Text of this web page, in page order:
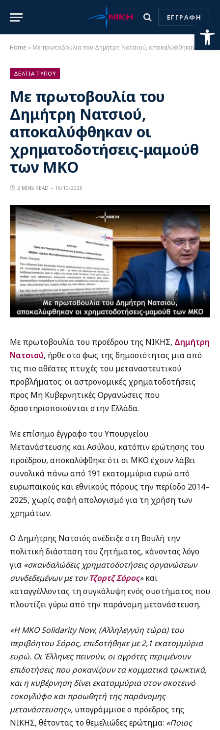
ΕΓΓΡΑΦΗ
Home » Με πρωτοβουλία του Δημήτρη Νατσιού, αποκαλύφθηκαν οι χρηματοδοτήσεις-μαμούθ των ΜΚΟ
ΔΕΛΤΙΑ ΤΥΠΟΥ
Με πρωτοβουλία του
Δημήτρη Νατσιού,
αποκαλύφθηκαν οι
χρηματοδοτήσεις-μαμούθ
των ΜΚΟ
2 MINS READ 16/10/2025
Με πρωτοβουλία του προέδρου της ΝΙΚΗΣ, Δημήτρη
Νατσιού, ήρθε στο φως της δημοσιότητας μια από
τις πιο αθέατες πτυχές του μεταναστευτικού
προβλήματος: οι αστρονομικές χρηματοδοτήσεις
προς Μη Κυβερνητικές Οργανώσεις που
δραστηριοποιούνται στην Ελλάδα.
Με επίσημο έγγραφο του Υπουργείου
Μετανάστευσης και Ασύλου, κατόπιν ερώτησης του
προέδρου, αποκαλύφθηκε ότι οι ΜΚΟ έχουν λάβει
συνολικά πάνω από 191 εκατομμύρια ευρώ από
ευρωπαϊκούς και εθνικούς πόρους την περίοδο 2014–
2025, χωρίς σαφή απολογισμό για τη χρήση των
χρημάτων.
Ο Δημήτρης Νατσιός ανέδειξε στη Βουλή την
πολιτική διάσταση του ζητήματος, κάνοντας λόγο
για «σκανδαλώδεις χρηματοδοτήσεις οργανώσεων
συνδεδεμένων με τονΤζορτζ Σόρος»και
καταγγέλλοντας τη συγκάλυψη ενός συστήματος που
πλουτίζει γύρω από την παράνομη μετανάστευση.
«Η ΜΚΟ Solidarity Now, (Αλληλεγγύη τώρα) του
περιβόητου Σόρος, επιδοτήθηκε με 2,1 εκατομμύρια
ευρώ. Οι Έλληνες πεινούν, οι αγρότες περιμένουν
επιδοτήσεις που ροκανίζουν τα κομματικά τρωκτικά,
και η κυβέρνηση δίνει εκατομμύρια στον σκοτεινό
τοκογλύφο και προωθητή της παράνομης
μετανάστευσης», υπογράμμισε ο πρόεδρος της
ΝΙΚΗΣ, θέτοντας το θεμελιώδες ερώτημα: «Ποιος